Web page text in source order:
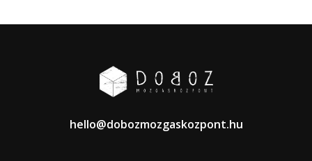
hello@dobozmozgaskozpont.hu